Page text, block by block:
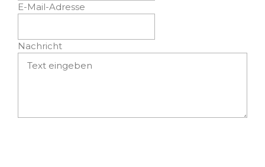
E-Mail-Adresse
Nachricht